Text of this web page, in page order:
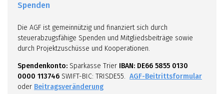
Spenden
Die AGF ist gemeinnützig und finanziert sich durch
steuerabzugsfähige Spenden und Mitgliedsbeiträge sowie
durch Projektzuschüsse und Kooperationen.
Spendenkonto: Sparkasse Trier IBAN: DE66 5855 0130
0000 113746 SWIFT-BIC: TRISDE55. AGF-Beitrittsformular
oder Beitragsveränderung